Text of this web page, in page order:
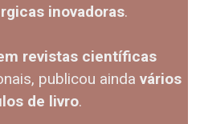
inovadoras.
revistas científicas
publicou ainda vários
de livro.